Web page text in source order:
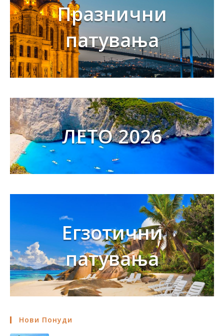
Празнични
патувања
ЛЕТО 2026
Егзотични
патувања
Нови Понуди